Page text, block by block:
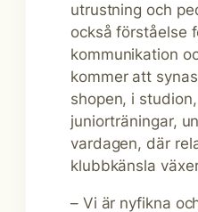
utrustning och
också förståelse
kommunikation
kommer att
shopen, i
juniorträningar,
vardagen, där
klubbkänsla
– Vi är nyfikna